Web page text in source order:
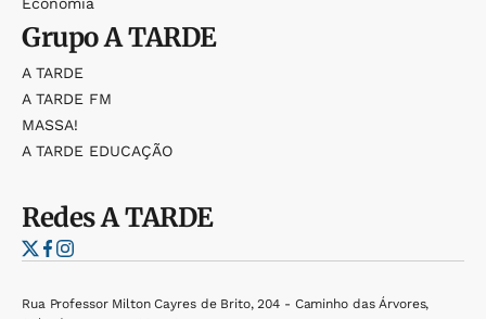
GrupoA TARDE
A TARDE
A TARDE FM
MASSA!
A TARDE EDUCAÇÃO
RedesA TARDE
Rua Professor Milton Cayres de Brito, 204 - Caminho das Árvores,